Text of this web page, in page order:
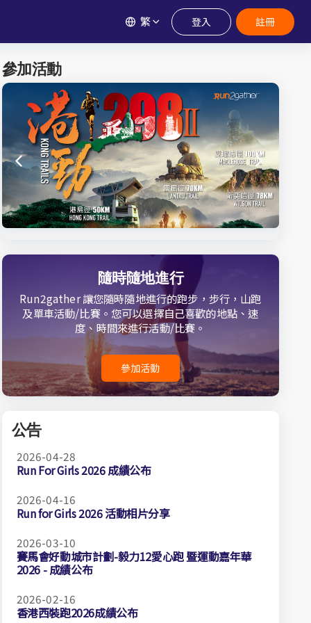
繁 登入 註冊
參加活動
隨時隨地進行
Run2gather 讓您隨時隨地進行的跑步，步行，山跑
及單車活動/比賽。您可以選擇自己喜歡的地點、速
度、時間來進行活動/比賽。
參加活動
公告
2026-04-28
Run For Girls 2026 成績公布
2026-04-16
Run for Girls 2026 活動相片分享
2026-03-10
賽馬會好動城市計劃-毅力12愛心跑 暨運動嘉年華
2026 - 成績公布
2026-02-16
香港西裝跑2026成績公布